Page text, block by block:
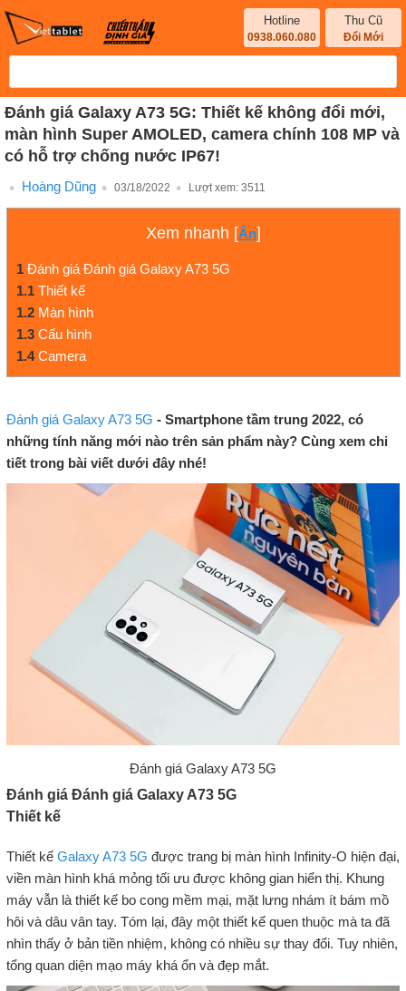
Hotline
0938.060.080
Thu Cũ
Đổi Mới
Đánh giá Galaxy A73 5G: Thiết kế không đổi mới,
màn hình Super AMOLED, camera chính 108 MP và
có hỗ trợ chống nước IP67!
Hoàng Dũng 03/18/2022 Lượt xem: 3511
Xem nhanh [Ẩn]
1 Đánh giá Đánh giá Galaxy A73 5G
1.1 Thiết kế
1.2 Màn hình
1.3 Cấu hình
1.4 Camera
Đánh giá Galaxy A73 5G - Smartphone tầm trung 2022, có
những tính năng mới nào trên sản phẩm này? Cùng xem chi
tiết trong bài viết dưới đây nhé!
Đánh giá Galaxy A73 5G
Đánh giá Đánh giá Galaxy A73 5G
Thiết kế
Thiết kế Galaxy A73 5G được trang bị màn hình Infinity-O hiện đại,
viền màn hình khá mỏng tối ưu được không gian hiển thị. Khung
máy vẫn là thiết kế bo cong mềm mại, mặt lưng nhám ít bám mồ
hôi và dâu vân tay. Tóm lại, đây một thiết kế quen thuộc mà ta đã
nhìn thấy ở bản tiền nhiệm, không có nhiều sự thay đổi. Tuy nhiên,
tổng quan diện mạo máy khá ổn và đẹp mắt.